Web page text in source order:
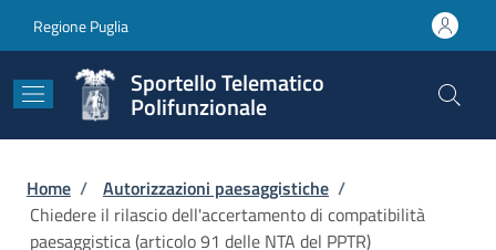
Regione Puglia
Sportello Telematico
Polifunzionale
Briciole di pane
Home / Autorizzazioni paesaggistiche /
Chiedere il rilascio dell'accertamento di compatibilità
paesaggistica (articolo 91 delle NTA del PPTR)